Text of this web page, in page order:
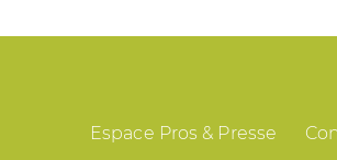
Espace Pros & Presse